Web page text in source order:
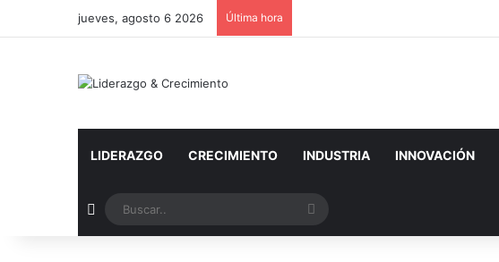
jueves, agosto 6 2026 Última hora
LIDERAZGO CRECIMIENTO INDUSTRIA INNOVACIÓN
Artículo aleatorio Buscar..